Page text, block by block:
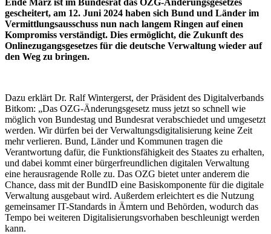
gescheitert, am 12. Juni 2024 haben sich Bund und Länder im
Vermittlungsausschuss nun nach langem Ringen auf einen
Kompromiss verständigt. Dies ermöglicht, die Zukunft des
Onlinezugangsgesetzes für die deutsche Verwaltung wieder auf
den Weg zu bringen.
Dazu erklärt Dr. Ralf Wintergerst, der Präsident des Digitalverbands
Bitkom: „Das OZG-Änderungsgesetz muss jetzt so schnell wie
möglich von Bundestag und Bundesrat verabschiedet und umgesetzt
werden. Wir dürfen bei der Verwaltungsdigitalisierung keine Zeit
mehr verlieren. Bund, Länder und Kommunen tragen die
Verantwortung dafür, die Funktionsfähigkeit des Staates zu erhalten,
und dabei kommt einer bürgerfreundlichen digitalen Verwaltung
eine herausragende Rolle zu. Das OZG bietet unter anderem die
Chance, dass mit der BundID eine Basiskomponente für die digitale
Verwaltung ausgebaut wird. Außerdem erleichtert es die Nutzung
gemeinsamer IT-Standards in Ämtern und Behörden, wodurch das
Tempo bei weiteren Digitalisierungsvorhaben beschleunigt werden
kann.